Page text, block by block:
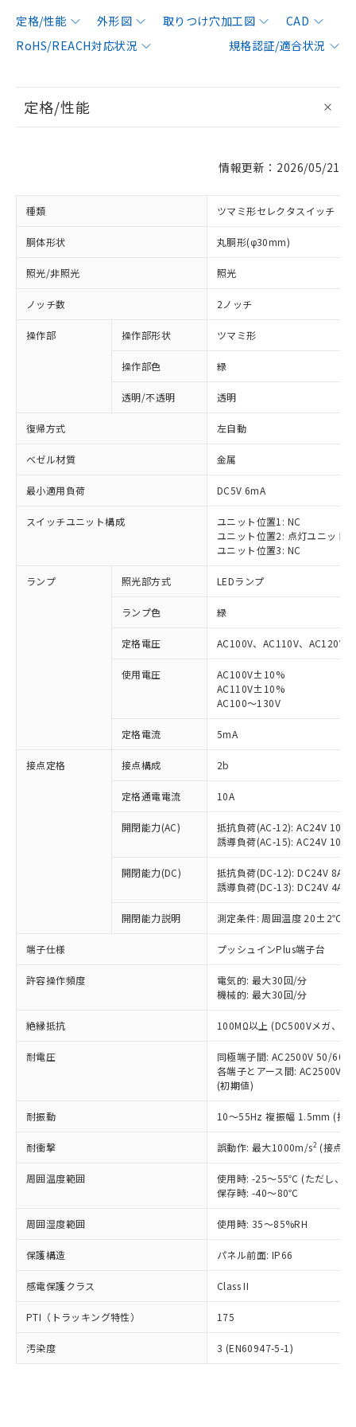
定格/性能 外形図 取りつけ穴加工図
CAD
RoHS/REACH対応状況
規格認証/適合状況
定格/性能
情報更新：2026/05/21
種類 ツマミ形セレクタスイッチ
胴体形状 丸胴形(φ30mm)
照光/非照光 照光
ノッチ数 2ノッチ
操作部 操作部形状 ツマミ形
操作部色 緑
透明/不透明 透明
復帰方式 左自動
ベゼル材質 金属
最小適用負荷 DC5V 6mA
スイッチユニット構成
ユニット位置1: NC
ユニット位置2: 点灯ユニット
ユニット位置3: NC
ランプ 照光部方式 LEDランプ
ランプ色 緑
定格電圧 AC100V、AC110V、AC120V
使用電圧
AC100V±10%
AC110V±10%
AC100～130V
定格電流 5mA
接点定格 接点構成 2b
定格通電電流 10A
開閉能力(AC)
抵抗負荷(AC-12): AC24V 10A/
誘導負荷(AC-15): AC24V
開閉能力(DC)
抵抗負荷(DC-12): DC24V 8A/
誘導負荷(DC-13): DC24V 4A/
開閉能力説明 測定条件: 周囲温度 20±2℃、
端子仕様 プッシュインPlus端子台
許容操作頻度
電気的: 最大30回/分
機械的: 最大30回/分
絶縁抵抗 100MΩ以上 (DC500Vメガ、点
耐電圧
同極端子間: AC2500V 50/
各端子とアース間: AC2500V
(初期値)
耐振動 10～55Hz 複振幅 1.5mm (接
耐衝撃 誤動作: 最大1000m/s2 (接点
周囲温度範囲
使用時: -25～55℃ (ただし、氷
保存時: -40～80℃
周囲湿度範囲 使用時: 35～85%RH
保護構造 パネル前面: IP66
感電保護クラス Class II
PTI（トラッキング特性） 175
汚染度 3 (EN60947-5-1)
ご利用条件
以下の条件をお読みいただき、同意のうえ
本サービスは、当社制御機器事業取扱
商品の当社在庫状況および標準価格
(税抜)を提供させていただくもので
当社制御機器事業取扱商品の中には、
本サービスの対象外となる商品もある
ことをご了承ください。
在庫状況および標準価格照会結果は、
記載している更新日時点での社内デー
タに基づき作成されるものであり、閲
準価格とは異なる場合があることをご
正式な納期状況および標準価格はお客
様のお取引先、またはお客様担当のオ
ムロン制御機器販売店・当社販売員に
オムロン制御機器販売店や当社販売拠
販売ネットワーク
」をご確認
事前の承諾なく第三者に漏洩または開
示しないようお願いします。
マイパーツ機能（部品リスト作成サー
ビス）をご利用いただくには、I-Web
メンバーズにご登録されている必要が
あります。
お客様が当ウェブサイト上で当社にご
登録された部品リストについて、当社
および当社の共同利用者が、当社の製
対応済み：EU RoHS指令（10物質）の
非含有に対応した製品が提供可能な商品で
対応予定：EU RoHS指令（10物質）の非含
有に対応した製品に切り替える予定のある
対応予定なし：EU RoHS指令（10物質）の
非含有に非対応の商品で、対応品を出す予
調査・確認中：EU RoHS指令（10物質）の
非含有の対応状況を調査中または確認中の
非該当品：ライセンス料など無形物で、有
害物質有無と関係のない商品です。
仕入先様の事情により、非含有部品として
いたものが、含有品と判明した場合などや
むを得ず変更することがあります。
*EU RoHS指令（10物質）：
鉛(Pb) 1000ppm以下、 水銀(Hg) 1000ppm以下、 カド
六価クロム(Cr(Ⅵ)) 1000ppm以下、ポリ臭化ビフェニル
類(PBB) 1000ppm以下、ポリ臭化ジフェニルエーテル類
(PBDE) 1000ppm以下、フタル酸ビス(2-エチルヘキシ
ル) (DEHP)(別名：DOP) 1000ppm以下、フタル酸ブチ
（DBP） 1000ppm以下、フタル酸ジイソブチル
但し、RoHS指令で産業用監視および制御機器に対する
フタル酸エステル類の４物質については閾値を超える意
図的な使用がないことを確認しています。
※2 対応予定月
部品在庫の切り替え状況などにより、予定
月が前後することがあります。
※3 非含有証明書ダウンロード
「○」：最大均質材料含有率が中国RoHSの
基準値以下であることを示します。
「×」：最大均質材料含有率が中国RoHSの
基準値を超えていることを示します。
「－」：未確認です。当社販売部門へお問
Cr(Ⅵ)(六価クロム) : 1000ppm、 PBBs(ポリ臭化ビフェ
ニル類) : 1000ppm、 PBDEs(ポリ臭化ジフェニルエーテ
イソブチル) : 1000ppm、 BBP(フタル酸ブチルベンジ
DEHP(フタル酸ビス(2-エチルヘキシル)) : 1000ppm
「ｅ」：有害物質（10物質）のすべてが基
準値以下であることを示します。
「10」：通常の使用状況下において有害物
質が外部に漏えいし、環境に深刻な影響を
及ぼさない年数を意味します。
い合わせください。
当社は、これら貴社製品のうち、外国
為替および外国貿易法に定める商品
（以下｢規制貨物等」という）を輸出
または国外への提供する場合は、日本
国政府の輸出許可(または役務取引許
可)を取得するなどの必要な手続きを
当社は規制貨物を破棄する場合は、完
全に破砕するなど、違法に輸出されな
当社は貴社製品を、核兵器、ミサイ
ル、化学兵器、生物兵器またはその他
武器並びにこれらの製造装置等に一切
当社は、貴社製品を第三者に販売する
場合は、上記1、2および3の内容を当
該第三者に通知します。また当社は、
販売先および販売に係わる関係者が違
り引きをいたしません。
一定数以上の在庫あり
一定数には満たないが在庫あり
在庫なし(最新の在庫状況につ
いては、お客様のお取引先、ま
たはお客様担当のオムロン制御
機器販売店・当社販売員にご確
白
受注生産機種、また在庫状況の
情報を公開していない機種